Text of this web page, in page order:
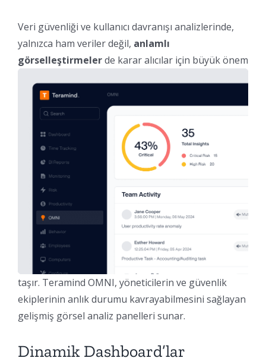
Veri güvenliği ve kullanıcı davranışı analizlerinde,
yalnızca ham veriler değil, anlamlı
görselleştirmelerde karar alıcılar için büyük önem
taşır. Teramind OMNI, yöneticilerin ve güvenlik
ekiplerinin anlık durumu kavrayabilmesini sağlayan
gelişmiş görsel analiz panelleri sunar.
Dinamik Dashboard’lar